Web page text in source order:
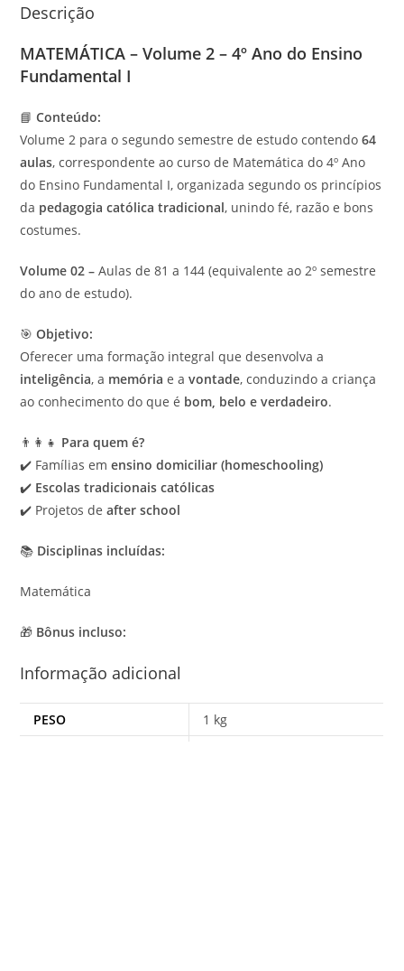
Descrição
MATEMÁTICA – Volume 2 – 4º Ano do Ensino
Fundamental I
📘Conteúdo:
Volume 2 para o segundo semestre de estudo contendo64
aulas, correspondente ao curso de Matemática do 4º Ano
do Ensino Fundamental I, organizada segundo os princípios
da pedagogia católica tradicional, unindo fé, razão e bons
costumes.
Volume 02 – Aulas de 81 a 144 (equivalente ao 2º semestre
do ano de estudo).
🎯Objetivo:
Oferecer uma formação integral que desenvolva a
inteligência, a memória e avontade, conduzindo a criança
ao conhecimento do que é bom, belo e verdadeiro.
👨‍👩‍👧 Para quem é?
✔️ Famílias emensino domiciliar (homeschooling)
✔️ Escolas tradicionais católicas
✔️ Projetos deafter school
📚 Disciplinas incluídas:
Matemática
🎁 Bônus incluso:
Informação adicional
PESO
1 kg